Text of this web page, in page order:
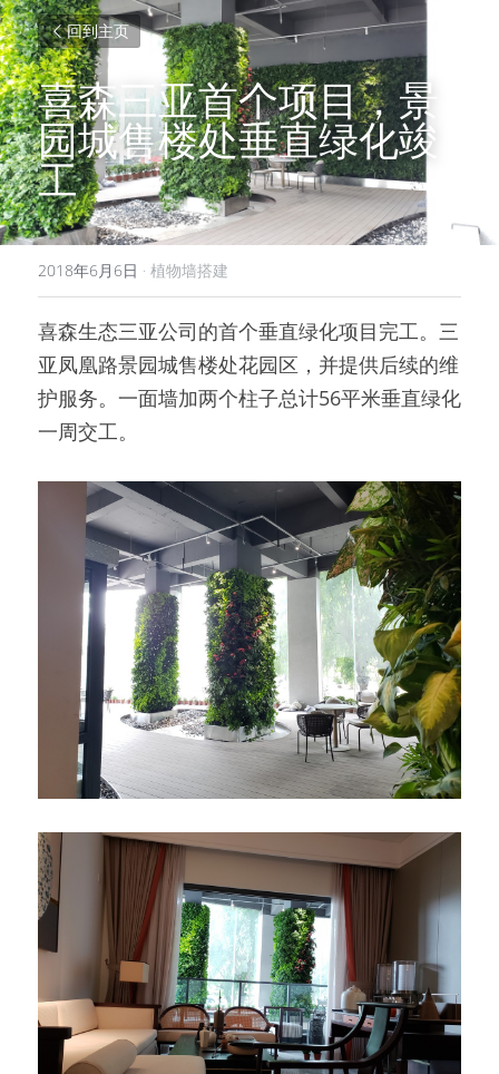
回到主页
喜森三亚首个项目，景
园城售楼处垂直绿化竣
工
2018年6月6日 · 植物墙搭建
喜森生态三亚公司的首个垂直绿化项目完工。三
亚凤凰路景园城售楼处花园区，并提供后续的维
护服务。一面墙加两个柱子总计56平米垂直绿化
一周交工。